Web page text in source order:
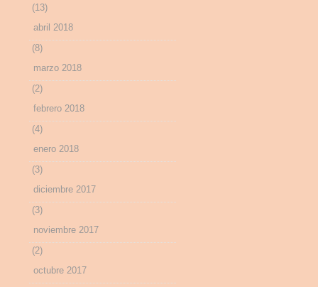
(13)
abril 2018
(8)
marzo 2018
(2)
febrero 2018
(4)
enero 2018
(3)
diciembre 2017
(3)
noviembre 2017
(2)
octubre 2017